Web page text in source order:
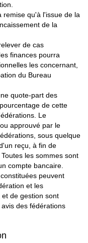
remise qu'à l'issue de la
de la
de cas
finances pourra
les concernant,
du Bureau
quote-part des
de cette
Le
approuvé par le
sous quelque
reçu, à fin de
les sommes sont
compte bancaire.
peuvent
et les
de gestion sont
des fédérations